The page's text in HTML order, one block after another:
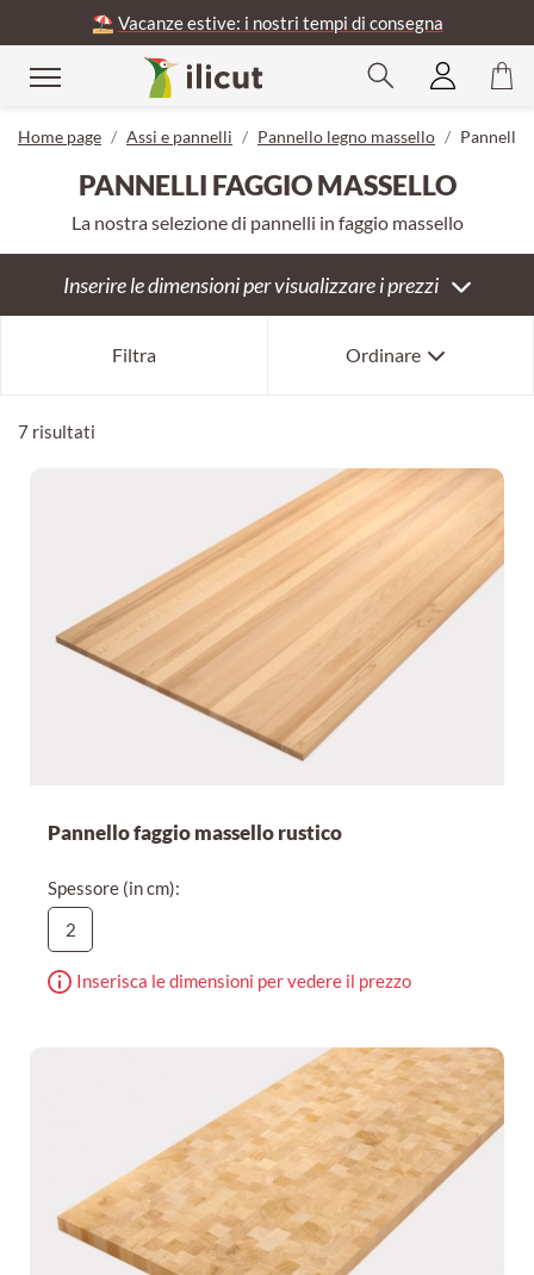
⛱️ Vacanze estive: i nostri tempi di consegna
Home page Assi e pannelli Pannello legno massello Pannelli
PANNELLI FAGGIO MASSELLO
La nostra selezione di pannelli in faggio massello
Inserire le dimensioni per visualizzare i prezzi
Filtra Ordinare
Bestseller
Per prezzo decrescente
7 risultati
Pannello faggio massello rustico
Spessore (in cm):
2
Inserisca le dimensioni per vedere il prezzo